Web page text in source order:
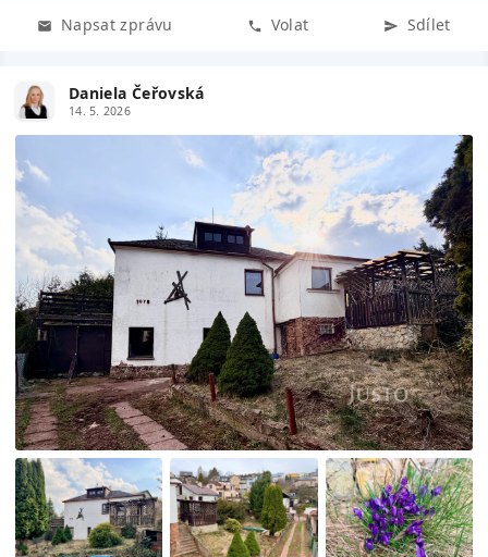
Napsat zprávu Volat Sdílet
Daniela Čeřovská
14. 5. 2026